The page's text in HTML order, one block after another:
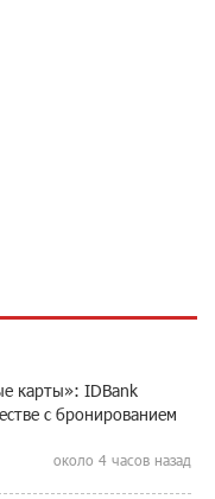
карты»: IDBank
с бронированием
около 4 часов назад